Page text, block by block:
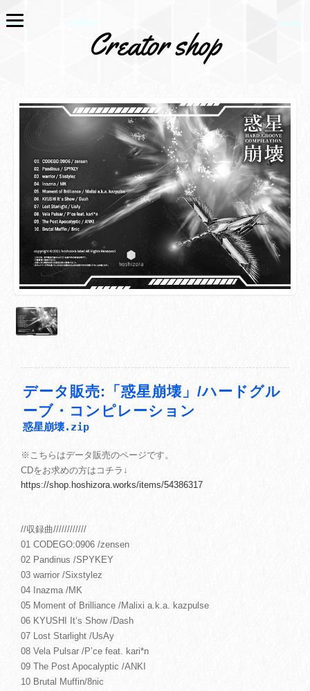
Creator shop
データ販売:「惑星崩壊」/ハードグル
ーブ・コンピレーション
惑星崩壊.zip
※こちらはデータ販売のページです。
CDをお求めの方はコチラ↓
https://shop.hoshizora.works/items/54386317
//収録曲////////////
01 CODEGO:0906 /zensen
02 Pandinus /SPYKEY
03 warrior /Sixstylez
04 Inazma /MK
05 Moment of Brilliance /Malixi a.k.a. kazpulse
06 KYUSHI It‘s Show /Dash
07 Lost Starlight /UsAy
08 Vela Pulsar /P’ce feat. kari*n
09 The Post Apocalyptic /ANKI
10 Brutal Muffin/8nic